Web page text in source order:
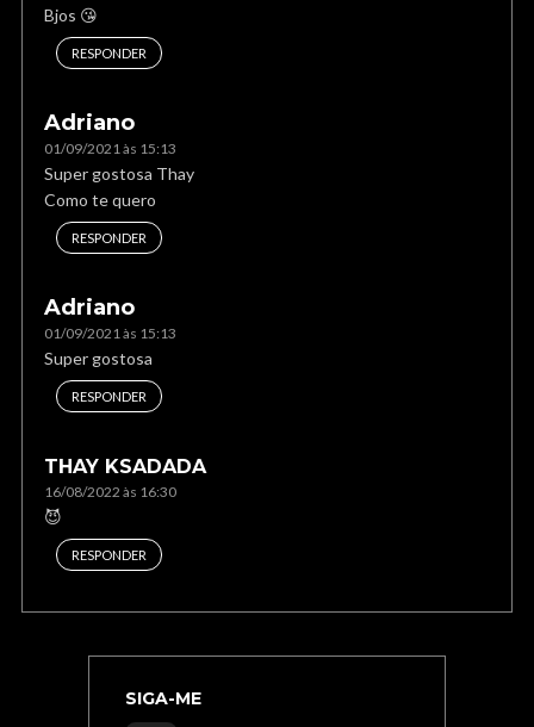
Bjos 😘
RESPONDER
Adriano
01/09/2021 às 15:13
Super gostosa Thay
Como te quero
RESPONDER
Adriano
01/09/2021 às 15:13
Super gostosa
RESPONDER
THAY KSADADA
16/08/2022 às 16:30
😈
RESPONDER
SIGA-ME